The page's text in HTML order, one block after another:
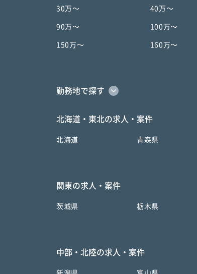
30万〜 40万〜
90万〜 100万〜
150万〜 160万〜
勤務地で探す
北海道・東北の求人・案件
北海道 青森県
関東の求人・案件
茨城県 栃木県
中部・北陸の求人・案件